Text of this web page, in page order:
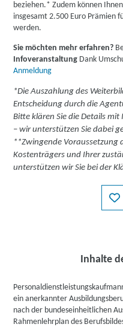
beziehen.* Zudem können
insgesamt 2.500 Euro Prämien
werden.
Sie möchten mehr erfahren?
Infoveranstaltung Dank
Anmeldung
*Die Auszahlung des
Entscheidung durch die
Bitte klären Sie die Details
– wir unterstützen Sie dabei
**Zwingende Voraussetzung
Kostenträgers und Ihrer
unterstützen wir Sie bei der
Inhalte
ein anerkannter
nach der bundeseinheitlichen
Rahmenlehrplan des